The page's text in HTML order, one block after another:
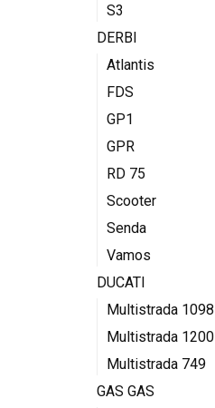
S3
DERBI
Atlantis
FDS
GP1
GPR
RD 75
Scooter
Senda
Vamos
DUCATI
Multistrada 1098
Multistrada 1200
Multistrada 749
GAS GAS